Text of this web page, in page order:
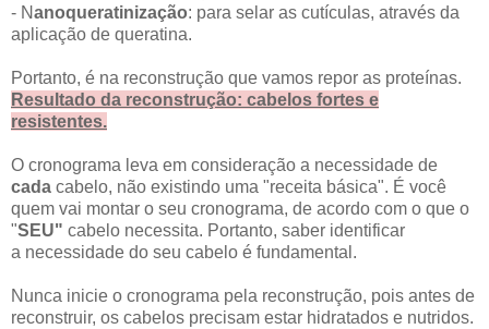
- Nanoqueratinização: para selar as cutículas, através da
aplicação de queratina.
Portanto, é na reconstrução que vamos repor as proteínas.
Resultado da reconstrução: cabelos fortes e
resistentes.
O cronograma leva em consideração a necessidade de
cada cabelo, não existindo uma "receita básica". É você
quem vai montar o seu cronograma, de acordo com o que o
"SEU" cabelo necessita. Portanto, saber identificar
a necessidade do seu cabelo é fundamental.
Nunca inicie o cronograma pela reconstrução, pois antes de
reconstruir, os cabelos precisam estar hidratados e nutridos.